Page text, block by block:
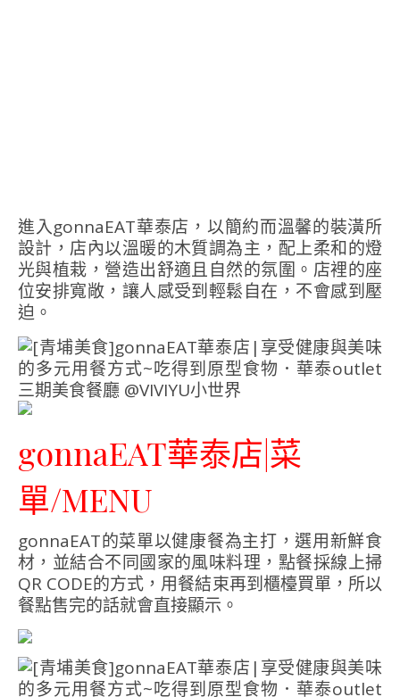
進入gonnaEAT華泰店，以簡約而溫馨的裝潢所
設計，店內以溫暖的木質調為主，配上柔和的燈
光與植栽，營造出舒適且自然的氛圍。店裡的座
位安排寬敞，讓人感受到輕鬆自在，不會感到壓
迫。
gonnaEAT華泰店|菜
單/MENU
gonnaEAT的菜單以健康餐為主打，選用新鮮食
材，並結合不同國家的風味料理，點餐採線上掃
QR CODE的方式，用餐結束再到櫃檯買單，所以
餐點售完的話就會直接顯示。